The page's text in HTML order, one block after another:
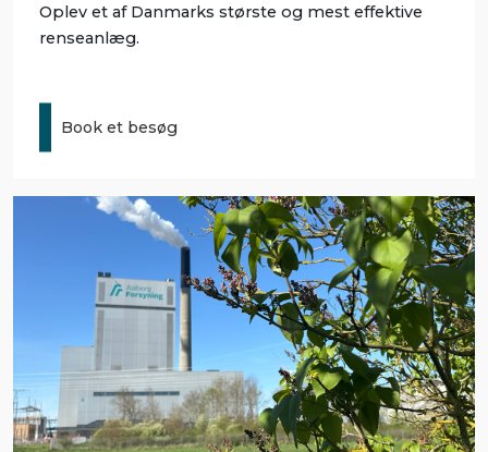
Oplev et af Danmarks største og mest effektive
renseanlæg.
Book et besøg